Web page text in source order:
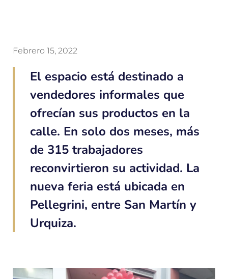
Febrero 15, 2022
El espacio está destinado a
vendedores informales que
ofrecían sus productos en la
calle. En solo dos meses, más
de 315 trabajadores
reconvirtieron su actividad. La
nueva feria está ubicada en
Pellegrini, entre San Martín y
Urquiza.